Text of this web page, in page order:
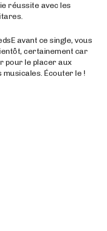
réussite avec les
avant ce single, vous
certainement car
pour le placer aux
Écouter le !